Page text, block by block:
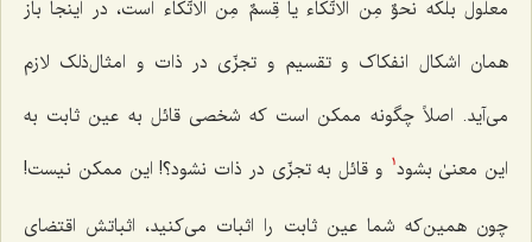
معلول بلکه نحوٌ مِن الاتّکاءیاقِسمٌ مِن الاتّکاء است، در اینجا باز
همان اشکال انفکاک و تقسیم و تجزّی در ذات و امثال‌ذلک لازم
می‌آید. اصلاً چگونه ممکن است که شخصی قائل به عین ثابت به
این معنیٰ بشود1
و قائل به تجزّی در ذات نشود؟! این ممکن نیست!
چون همین‌که شما عین ثابت را اثبات می‌کنید، اثباتش اقتضای